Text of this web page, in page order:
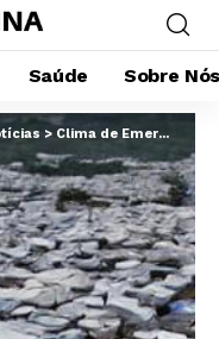
Saúde Sobre
> Clima de Emergência: Mudanças Climáticas Agravam Problemas Respiratórios em Crianças no Brasil